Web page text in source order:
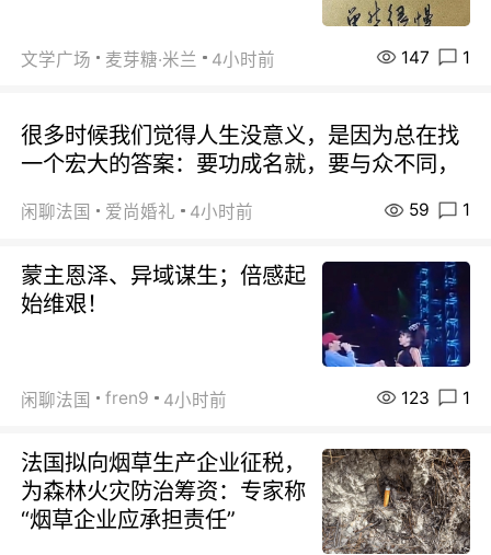
文学广场 麦芽糖·米兰 4小时前 147 1
很多时候我们觉得人生没意义，是因为总在找
一个宏大的答案：要功成名就，要与众不同，
闲聊法国 爱尚婚礼 4小时前 59 1
蒙主恩泽、异域谋生；倍感起
始维艰！
闲聊法国 fren9 4小时前 123 1
法国拟向烟草生产企业征税，
为森林火灾防治筹资：专家称
“烟草企业应承担责任”